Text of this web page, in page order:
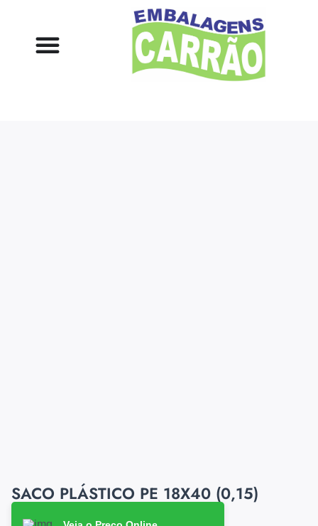
SACO PLÁSTICO PE 18X40 (0,15)